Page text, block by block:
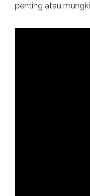
penting atau